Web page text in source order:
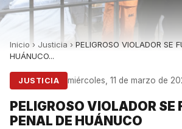
Inicio › Justicia › PELIGROSO VIOLADOR SE
HUÁNUCO...
JUSTICIA miércoles, 11 de marzo de
PELIGROSO VIOLADOR SE
PENAL DE HUÁNUCO